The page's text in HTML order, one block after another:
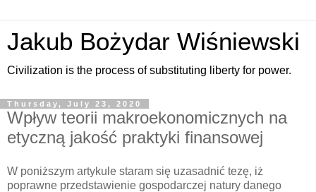
Jakub Bożydar Wiśniewski
Civilization is the process of substituting liberty for power.
Thursday, July 23, 2020
Wpływ teorii makroekonomicznych na
etyczną jakość praktyki finansowej
W poniższym artykule staram się uzasadnić tezę, iż
poprawne przedstawienie gospodarczej natury danego